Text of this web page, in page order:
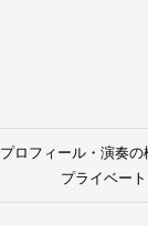
プロフィール・演奏の
プライベー